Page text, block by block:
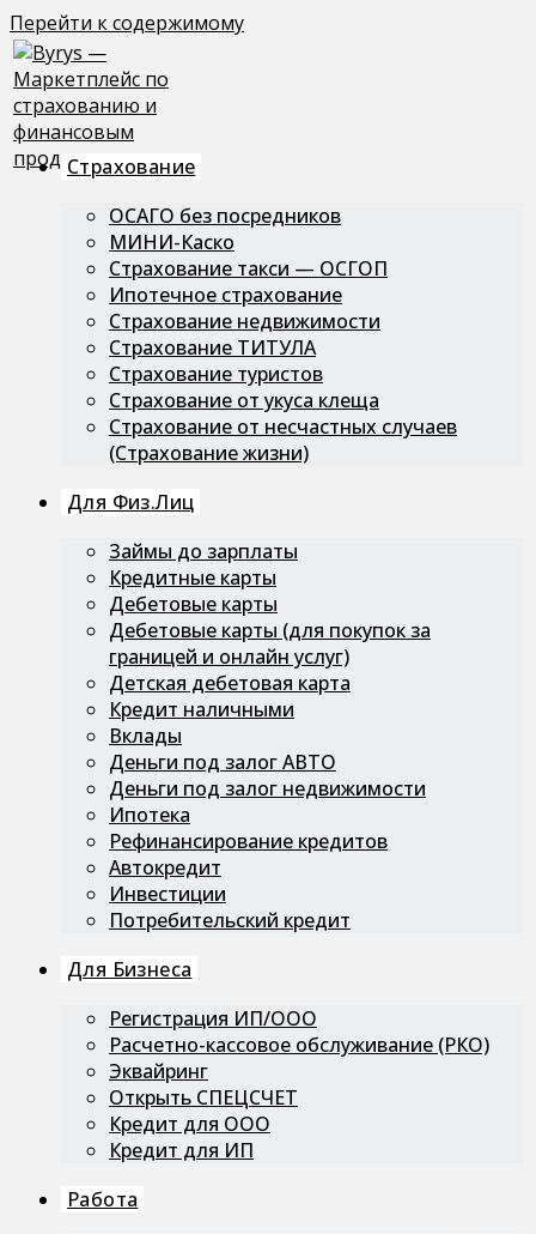
Перейти к содержимому
Страхование
ОСАГО без посредников
МИНИ-Каско
Страхование такси — ОСГОП
Ипотечное страхование
Страхование недвижимости
Страхование ТИТУЛА
Страхование туристов
Страхование от укуса клеща
Страхование от несчастных случаев
(Страхование жизни)
Для Физ.лиц
Займы до зарплаты
Кредитные карты
Дебетовые карты
Дебетовые карты (для покупок за
границей и онлайн услуг)
Детская дебетовая карта
Кредит наличными
Вклады
Деньги под залог АВТО
Деньги под залог недвижимости
Ипотека
Рефинансирование кредитов
Автокредит
Инвестиции
Потребительский кредит
Для Бизнеса
Регистрация ИП/ООО
Расчетно-кассовое обслуживание (РКО)
Эквайринг
Открыть СПЕЦСЧЕТ
Кредит для ООО
Кредит для ИП
Работа